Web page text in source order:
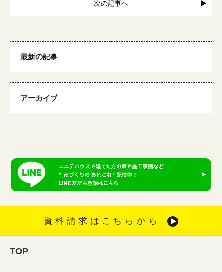
次の記事へ
最新の記事
アーカイブ
資料請求はこちらから
TOP